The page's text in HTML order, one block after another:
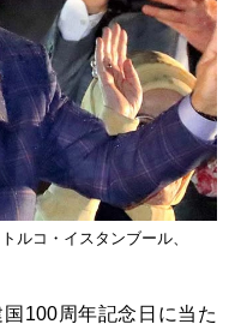
ルコ・イスタンブール、
100周年記念日に当た